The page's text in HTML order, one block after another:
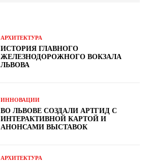
АРХИТЕКТУРА
ИСТОРИЯ ГЛАВНОГО
ЖЕЛЕЗНОДОРОЖНОГО ВОКЗАЛА
ЛЬВОВА
ИННОВАЦИИ
ВО ЛЬВОВЕ СОЗДАЛИ АРТГИД С
ИНТЕРАКТИВНОЙ КАРТОЙ И
АНОНСАМИ ВЫСТАВОК
АРХИТЕКТУРА